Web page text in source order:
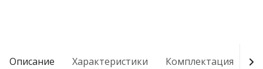
Описание Характеристики Комплектация